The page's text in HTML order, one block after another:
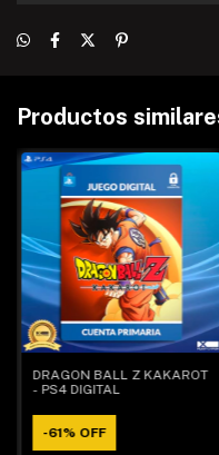
Productos
DRAGON BALL Z KAKAROT
- PS4 DIGITAL
-61% OFF